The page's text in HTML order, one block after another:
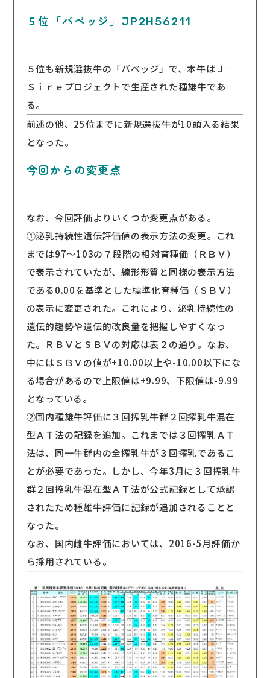
５位「バベッジ」JP2H56211
５位も新規選抜牛の「バベッジ」で、本牛はＪ―
Ｓｉｒｅプロジェクトで生産された種雄牛であ
る。
前述の他、25位までに新規選抜牛が10頭入る結果
となった。
今回からの変更点
なお、今回評価よりいくつか変更点がある。
①泌乳持続性遺伝評価値の表示方法の変更。これ
までは97～103の７段階の相対育種価（ＲＢＶ）
で表示されていたが、線形形質と同様の表示方法
である0.00を基準とした標準化育種価（ＳＢＶ）
の表示に変更された。これにより、泌乳持続性の
遺伝的趨勢や遺伝的改良量を把握しやすくなっ
た。ＲＢＶとＳＢＶの対応は表２の通り。なお、
中にはＳＢＶの値が+10.00以上や-10.00以下にな
る場合があるので上限値は+9.99、下限値は-9.99
となっている。
②国内種雄牛評価に３回搾乳牛群２回搾乳牛混在
型ＡＴ法の記録を追加。これまでは３回搾乳ＡＴ
法は、同一牛群内の全搾乳牛が３回搾乳であるこ
とが必要であった。しかし、今年3月に３回搾乳牛
群２回搾乳牛混在型ＡＴ法が公式記録として承認
されたため種雄牛評価に記録が追加されることと
なった。
なお、国内雌牛評価においては、2016-5月評価か
ら採用されている。